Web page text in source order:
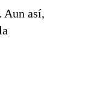
Aun así,